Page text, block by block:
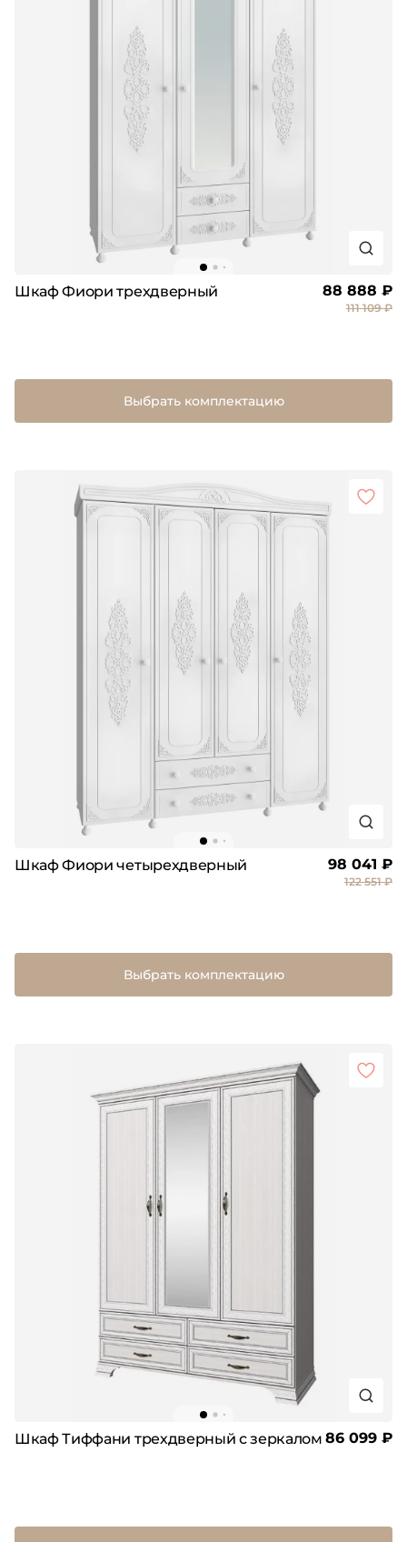
Шкаф Фиори трехдверный 88 888 ₽
111 109 ₽
Выбрать комплектацию
Шкаф Фиори четырехдверный 98 041 ₽
122 551 ₽
Выбрать комплектацию
Шкаф Тиффани трехдверный с зеркалом 86 099 ₽